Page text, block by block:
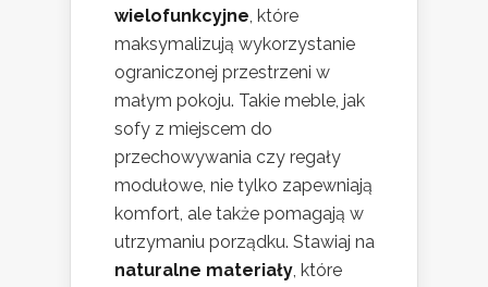
wielofunkcyjne, które
maksymalizują wykorzystanie
ograniczonej przestrzeni w
małym pokoju. Takie meble, jak
sofy z miejscem do
przechowywania czy regały
modułowe, nie tylko zapewniają
komfort, ale także pomagają w
utrzymaniu porządku. Stawiaj na
naturalne materiały, które